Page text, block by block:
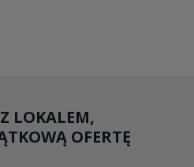
LOKALEM,
OFERTĘ